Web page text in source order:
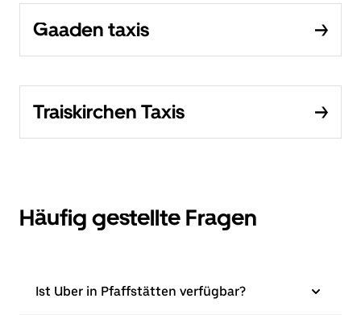
Gaaden taxis
Traiskirchen Taxis
Häufig gestellte Fragen
Ist Uber in Pfaffstätten verfügbar?